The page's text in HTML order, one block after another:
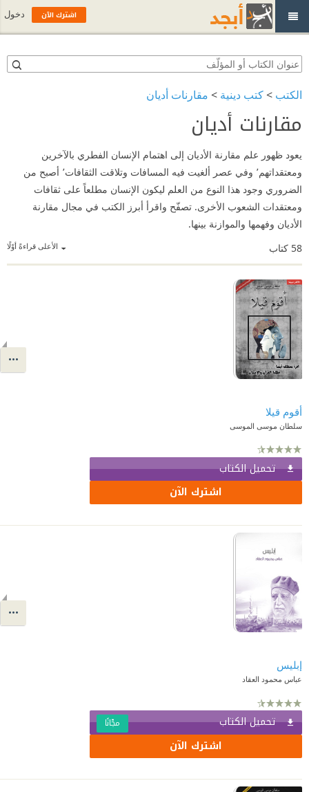
الكتب >كتب دينية > مقارنات أديان
مقارنات أديان
يعود ظهور علم مقارنة الأديان إلى اهتمام الإنسان الفطري بالآخرين
ومعتقداتهم٬ وفي عصر ألغيت فيه المسافات وتلاقت الثقافات٬ أصبح من
الضروري وجود هذا النوع من العلم ليكون الإنسان مطلعاً على ثقافات
ومعتقدات الشعوب الأخرى. تصفّح واقرأ أبرز الكتب في مجال مقارنة
الأديان وفهمها والموازنة بينها.
الأعلى قراءةً أوّلًا 58 كتاب
أقوم قيلا
سلطان موسى الموسى
تحميل الكتاب
اشترك الآن
إبليس
عباس محمود العقاد
تحميل الكتاب مجّانًا
اشترك الآن
اشترك الآن دخول